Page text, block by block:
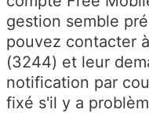
gestion semble
pouvez contacter
(3244) et leur
notification par
fixé s'il y a